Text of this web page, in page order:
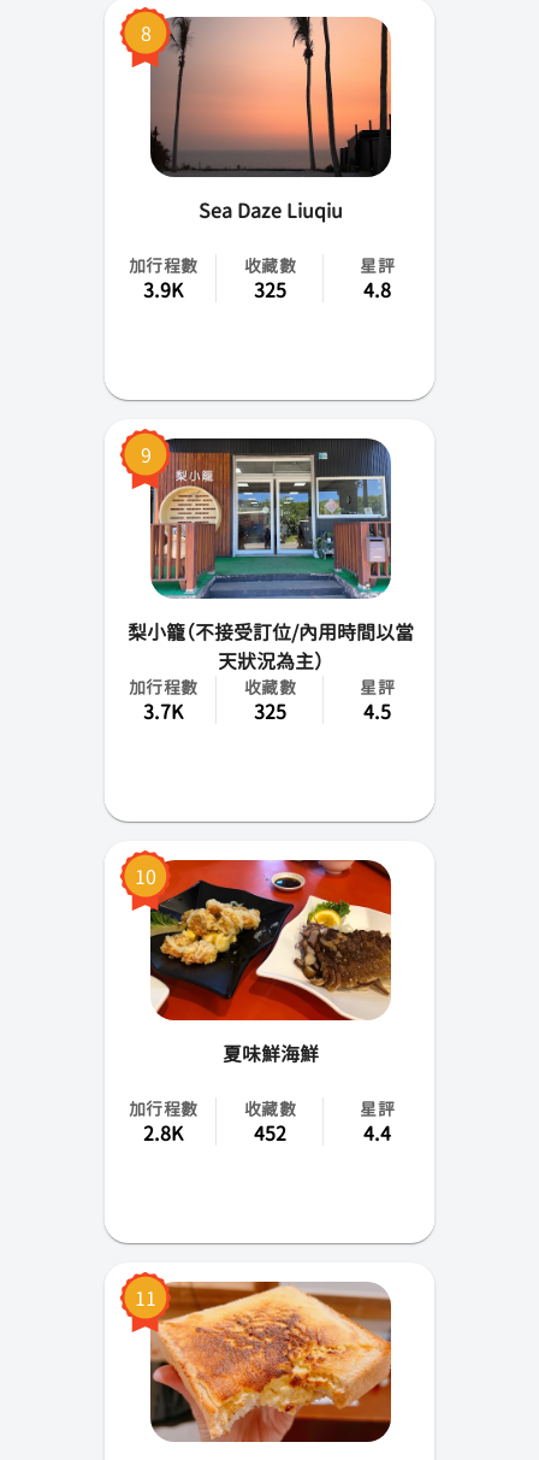
8
Sea Daze Liuqiu
加行程數
3.9K
收藏數
325
星評
4.8
9
梨小籠（不接受訂位/內用時間以當
天狀況為主）
加行程數
3.7K
收藏數
325
星評
4.5
10
夏味鮮海鮮
加行程數
2.8K
收藏數
452
星評
4.4
11